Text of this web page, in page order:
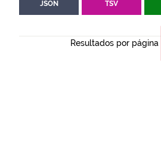
JSON TSV
Resultados por página